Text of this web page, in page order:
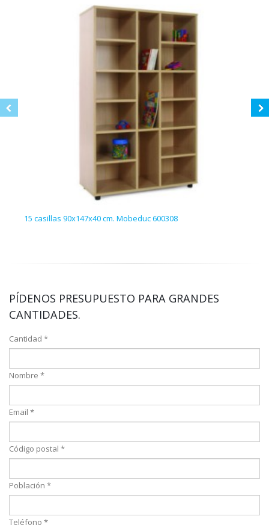
15 casillas 90x147x40 cm. Mobeduc 600308
PÍDENOS PRESUPUESTO PARA GRANDES
CANTIDADES.
Cantidad *
Nombre *
Email *
Código postal *
Población *
Teléfono *